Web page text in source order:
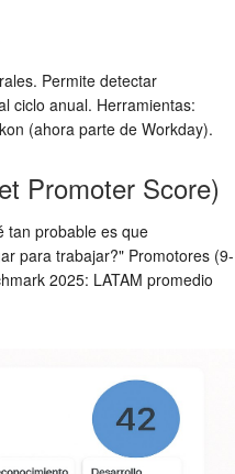
Permite detectar
ciclo anual. Herramientas:
(ahora parte de Workday).
Promoter Score)
tan probable es que
para trabajar?" Promotores (9-
2025: LATAM promedio